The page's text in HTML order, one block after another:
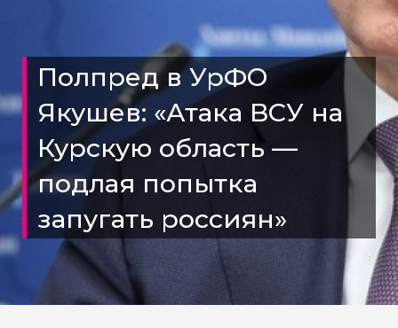
Полпред в УрФО
Якушев: «Атака ВСУ на
Курскую область —
подлая попытка
запугать россиян»